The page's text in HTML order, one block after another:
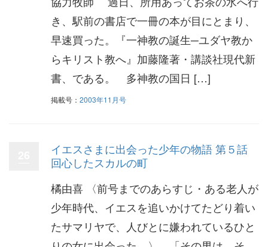
き、駅前の書店で一冊の本が目にとまり、
早速買った。『一神教の誕生─ユダヤ教か
らキリスト教へ』加藤隆著・講談社現代新
書、である。 多神教の国日 […]
掲載号： 2003年11月号
イエスさまに出会った少年の物語 第５話
回心したスカルの町
橘由喜 〈前号までのあらすじ・ある老人が
少年時代、イエスを追いかけてたどり着い
たサマリヤで、人びとに嫌われているひと